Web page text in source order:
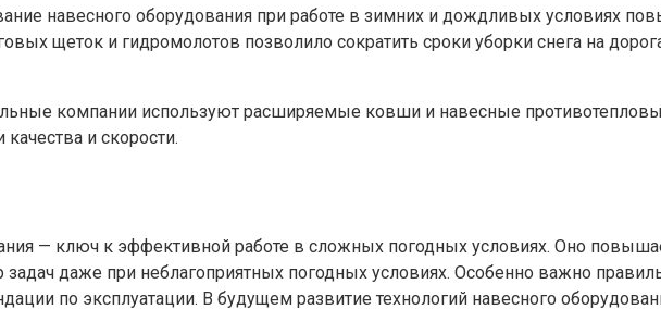
навесного оборудования при работе в зимних и дождливых условиях
щеток и гидромолотов позволило сократить сроки уборки снега на
компании используют расширяемые ковши и навесные
и скорости.
— ключ к эффективной работе в сложных погодных условиях. Оно
даже при неблагоприятных погодных условиях. Особенно важно
по эксплуатации. В будущем развитие технологий навесного